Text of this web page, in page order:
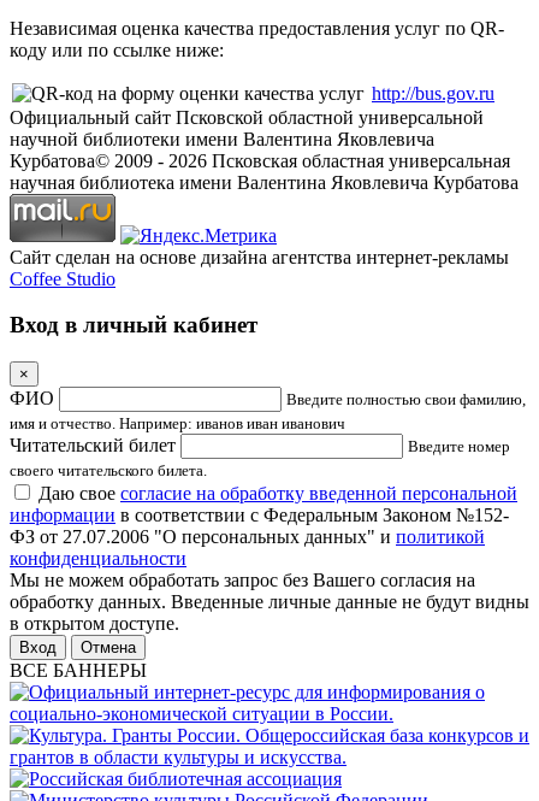
Независимая оценка качества предоставления услуг по QR-
коду или по ссылке ниже:
http://bus.gov.ru
Официальный сайт Псковской областной универсальной
научной библиотеки имени Валентина Яковлевича
Курбатова© 2009 - 2026 Псковская областная универсальная
научная библиотека имени Валентина Яковлевича Курбатова
Сайт сделан на основе дизайна агентства интернет-рекламы
Coffee Studio
Вход в личный кабинет
×
ФИО
Введите полностью свои фамилию,
имя и отчество. Например: иванов иван иванович
Читательский билет
Введите номер
своего читательского билета.
Даю свое согласие на обработку введенной персональной
информации в соответствии с Федеральным Законом №152-
ФЗ от 27.07.2006 "О персональных данных" и политикой
конфиденциальности
Мы не можем обработать запрос без Вашего согласия на
обработку данных. Введенные личные данные не будут видны
в открытом доступе.
Отмена
ВСЕ БАННЕРЫ